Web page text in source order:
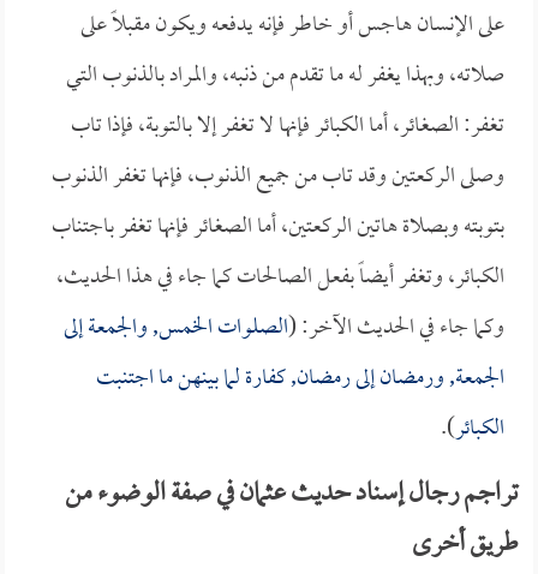
على الإنسان هاجس أو خاطر فإنه يدفعه ويكون مقبلاً على
صلاته، وبهذا يغفر له ما تقدم من ذنبه، والمراد بالذنوب التي
تغفر: الصغائر، أما الكبائر فإنها لا تغفر إلا بالتوبة، فإذا تاب
وصلى الركعتين وقد تاب من جميع الذنوب، فإنها تغفر الذنوب
بتوبته وبصلاة هاتين الركعتين، أما الصغائر فإنها تغفر باجتناب
الكبائر، وتغفر أيضاً بفعل الصالحات كما جاء في هذا الحديث،
وكما جاء في الحديث الآخر: (الصلوات الخمس, والجمعة إلى
الجمعة, ورمضان إلى رمضان, كفارة لما بينهن ما اجتنبت
الكبائر).
تراجم رجال إسناد حديث عثمان في صفة الوضوء من
طريق أخرى